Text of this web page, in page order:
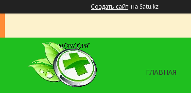
Создать сайт на Satu.kz
ГЛАВНАЯ